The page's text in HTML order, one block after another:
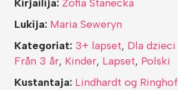
Kirjailija: Zofia Stanecka
Lukija: Maria Seweryn
Kategoriat: 3+ lapset, Dla dzieci
Från 3 år, Kinder, Lapset, Polski
Kustantaja: Lindhardt og Ringhof